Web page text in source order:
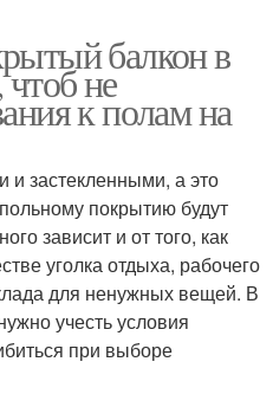
балкон в
не
к полам на
застекленными, а это
покрытию будут
зависит и от того, как
уголка отдыха, рабочего
для ненужных вещей. В
учесть условия
при выборе